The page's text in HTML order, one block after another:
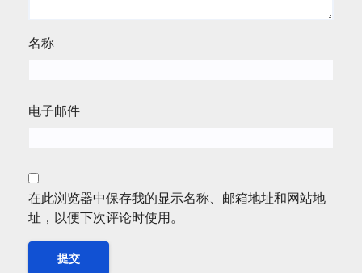
名称
电子邮件
在此浏览器中保存我的显示名称、邮箱地址和网站地
址，以便下次评论时使用。